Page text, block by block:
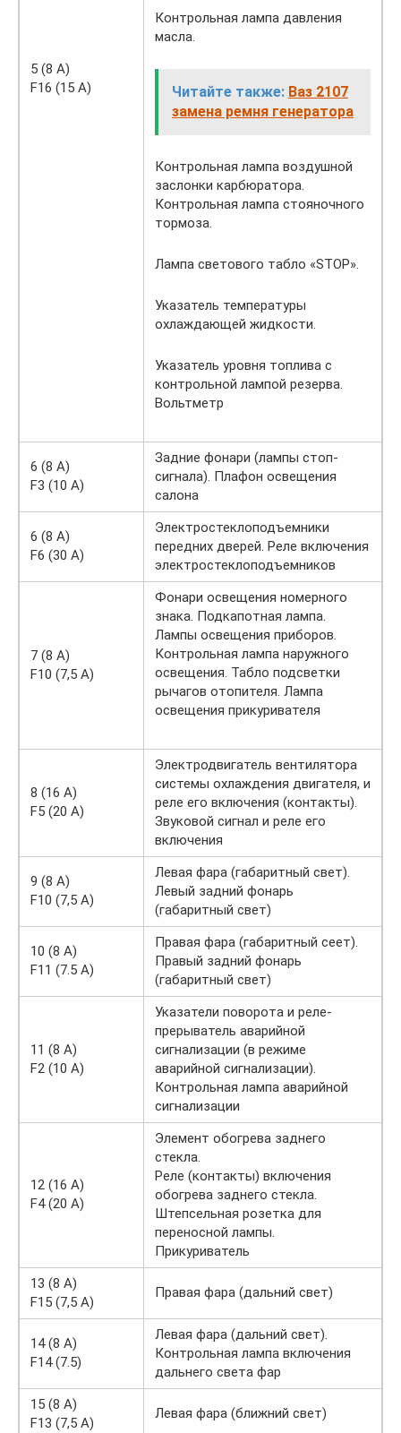
5 (8 A)
F16 (15 A)
Контрольная лампа давления
масла.
Читайте также: Ваз 2107
замена ремня генератора
Контрольная лампа воздушной
заслонки карбюратора.
Контрольная лампа стояночного
тормоза.
Лампа светового табло «STOP».
Указатель температуры
охлаждающей жидкости.
Указатель уровня топлива с
контрольной лампой резерва.
Вольтметр
6 (8 A)
F3 (10 A)
Задние фонари (лампы стоп-
сигнала). Плафон освещения
салона
6 (8 A)
F6 (30 A)
Электростеклоподъемники
передних дверей. Реле включения
электростеклоподъемников
7 (8 A)
F10 (7,5 A)
Фонари освещения номерного
знака. Подкапотная лампа.
Лампы освещения приборов.
Контрольная лампа наружного
освещения. Табло подсветки
рычагов отопителя. Лампа
освещения прикуривателя
8 (16 A)
F5 (20 A)
Электродвигатель вентилятора
системы охлаждения двигателя, и
реле его включения (контакты).
Звуковой сигнал и реле его
включения
9 (8 A)
F10 (7,5 A)
Левая фара (габаритный свет).
Левый задний фонарь
(габаритный свет)
10 (8 A)
F11 (7.5 A)
Правая фара (габаритный сеет).
Правый задний фонарь
(габаритный свет)
11 (8 A)
F2 (10 A)
Указатели поворота и реле-
прерыватель аварийной
сигнализации (в режиме
аварийной сигнализации).
Контрольная лампа аварийной
сигнализации
12 (16 A)
F4 (20 A)
Элемент обогрева заднего
стекла.
Реле (контакты) включения
обогрева заднего стекла.
Штепсельная розетка для
переносной лампы.
Прикуриватель
13 (8 A)
F15 (7,5 A)
Правая фара (дальний свет)
14 (8 A)
F14 (7.5)
Левая фара (дальний свет).
Контрольная лампа включения
дальнего света фар
15 (8 A)
F13 (7,5 A)
Левая фара (ближний свет)